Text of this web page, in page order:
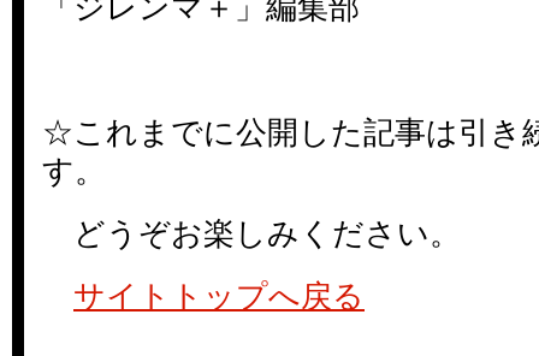
「ジレンマ＋」編集部
☆これまでに公開した記事は引き
す。
どうぞお楽しみください。
サイトトップへ戻る